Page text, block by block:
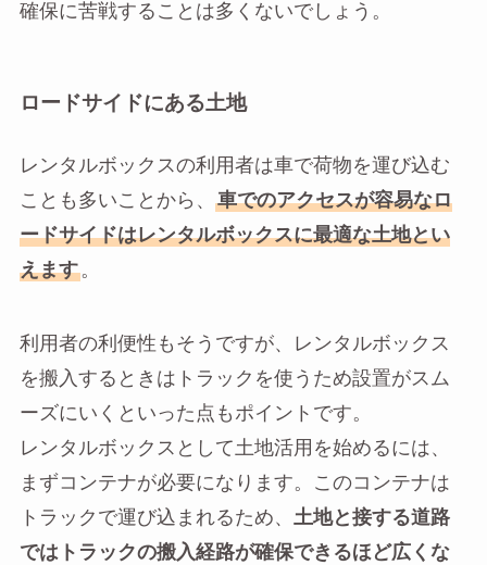
確保に苦戦することは多くないでしょう。
ロードサイドにある土地
レンタルボックスの利用者は車で荷物を運び込む
ことも多いことから、
車でのアクセスが容易なロ
ードサイドはレンタルボックスに最適な土地とい
えます。
利用者の利便性もそうですが、レンタルボックス
を搬入するときはトラックを使うため設置がスム
ーズにいくといった点もポイントです。
レンタルボックスとして土地活用を始めるには、
まずコンテナが必要になります。このコンテナは
トラックで運び込まれるため、
土地と接する道路
ではトラックの搬入経路が確保できるほど広くな